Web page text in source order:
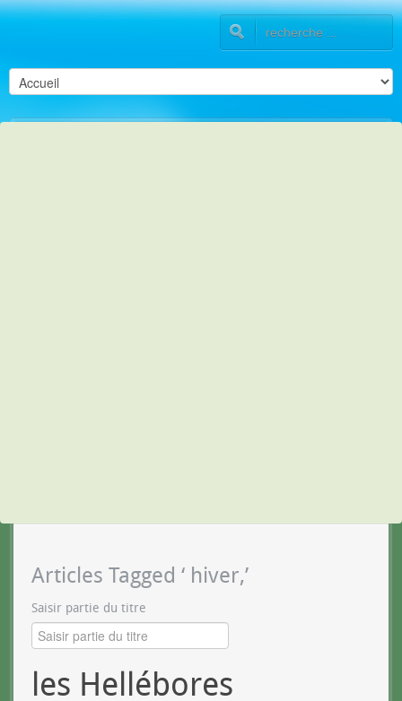
Articles Tagged ‘ hiver,’
Saisir partie du titre
les Hellébores